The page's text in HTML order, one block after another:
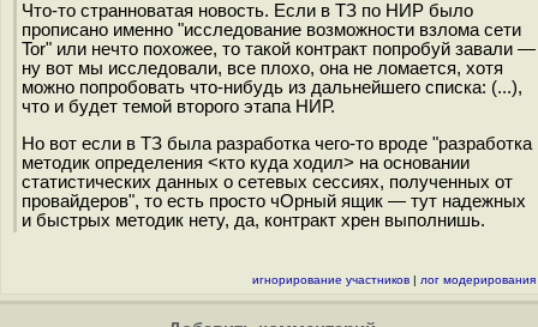
Что-то странноватая новость. Если в ТЗ по НИР было
прописано именно "исследование возможности взлома сети
Tor" или нечто похожее, то такой контракт попробуй завали —
ну вот мы исследовали, все плохо, она не ломается, хотя
можно попробовать что-нибудь из дальнейшего списка: (...),
что и будет темой второго этапа НИР.
Но вот если в ТЗ была разработка чего-то вроде "разработка
методик определения <кто куда ходил> на основании
статистических данных о сетевых сессиях, полученных от
провайдеров", то есть просто чОрный ящик — тут надежных
и быстрых методик нету, да, контракт хрен выполнишь.
игнорирование участников | лог модерирования